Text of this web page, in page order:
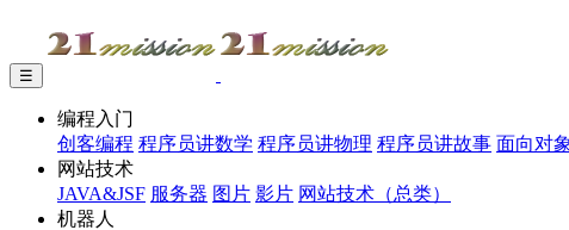
☰
编程入门
创客编程 程序员讲数学 程序员讲物理 程序员讲故事 面向对象
网站技术
JAVA&JSF 服务器 图片 影片 网站技术（总类）
机器人